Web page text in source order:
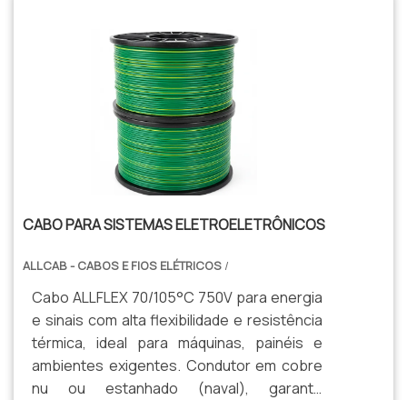
CABO PARA SISTEMAS ELETROELETRÔNICOS
ALLCAB - CABOS E FIOS ELÉTRICOS /
Cabo ALLFLEX 70/105°C 750V para energia
e sinais com alta flexibilidade e resistência
térmica, ideal para máquinas, painéis e
ambientes exigentes. Condutor em cobre
nu ou estanhado (naval), garante